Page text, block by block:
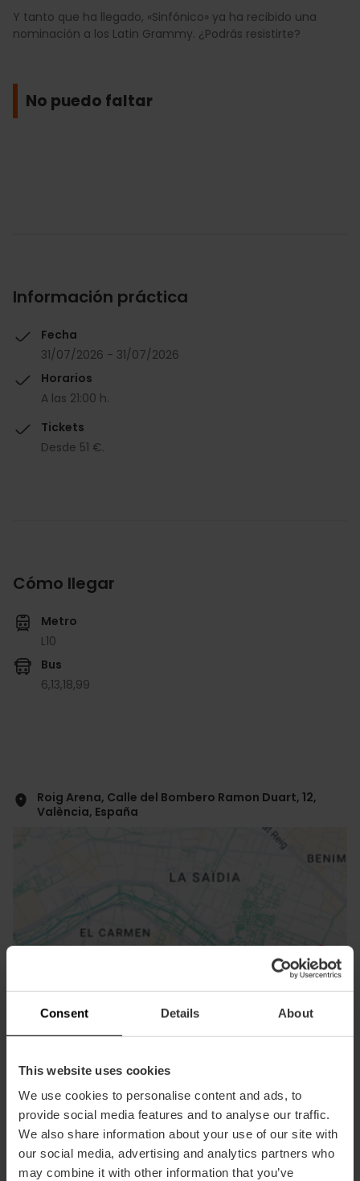
Consent Details About
This website uses cookies
We use cookies to personalise content and ads, to
provide social media features and to analyse our traffic.
We also share information about your use of our site with
our social media, advertising and analytics partners who
may combine it with other information that you’ve
Y tanto que ha llegado, «Sinfónico» ya ha recibido una
nominación a los Latin Grammy. ¿Podrás resistirte?
No puedo faltar
Información práctica
Fecha
31/07/2026 - 31/07/2026
Horarios
A las 21:00 h.
Tickets
Desde 51 €.
Cómo llegar
Metro
L10
Bus
6,13,18,99
Roig Arena, Calle del Bombero Ramon Duart, 12,
València, España
Activar mapa
Cómo llegar